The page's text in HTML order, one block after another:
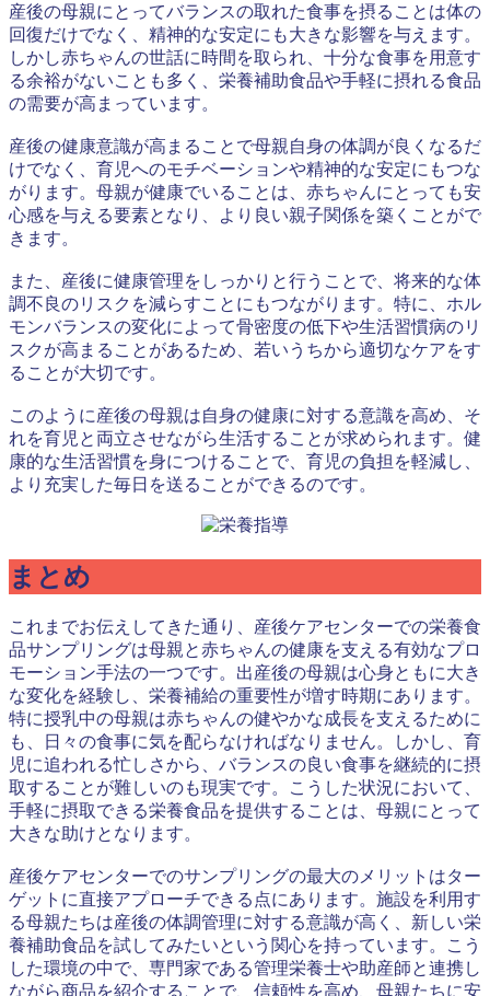
産後の母親にとってバランスの取れた食事を摂ることは体の
回復だけでなく、精神的な安定にも大きな影響を与えます。
しかし赤ちゃんの世話に時間を取られ、十分な食事を用意す
る余裕がないことも多く、栄養補助食品や手軽に摂れる食品
の需要が高まっています。
産後の健康意識が高まることで母親自身の体調が良くなるだ
けでなく、育児へのモチベーションや精神的な安定にもつな
がります。母親が健康でいることは、赤ちゃんにとっても安
心感を与える要素となり、より良い親子関係を築くことがで
きます。
また、産後に健康管理をしっかりと行うことで、将来的な体
調不良のリスクを減らすことにもつながります。特に、ホル
モンバランスの変化によって骨密度の低下や生活習慣病のリ
スクが高まることがあるため、若いうちから適切なケアをす
ることが大切です。
このように産後の母親は自身の健康に対する意識を高め、そ
れを育児と両立させながら生活することが求められます。健
康的な生活習慣を身につけることで、育児の負担を軽減し、
より充実した毎日を送ることができるのです。
まとめ
これまでお伝えしてきた通り、産後ケアセンターでの栄養食
品サンプリングは母親と赤ちゃんの健康を支える有効なプロ
モーション手法の一つです。出産後の母親は心身ともに大き
な変化を経験し、栄養補給の重要性が増す時期にあります。
特に授乳中の母親は赤ちゃんの健やかな成長を支えるために
も、日々の食事に気を配らなければなりません。しかし、育
児に追われる忙しさから、バランスの良い食事を継続的に摂
取することが難しいのも現実です。こうした状況において、
手軽に摂取できる栄養食品を提供することは、母親にとって
大きな助けとなります。
産後ケアセンターでのサンプリングの最大のメリットはター
ゲットに直接アプローチできる点にあります。施設を利用す
る母親たちは産後の体調管理に対する意識が高く、新しい栄
養補助食品を試してみたいという関心を持っています。こう
した環境の中で、専門家である管理栄養士や助産師と連携し
ながら商品を紹介することで、信頼性を高め、母親たちに安